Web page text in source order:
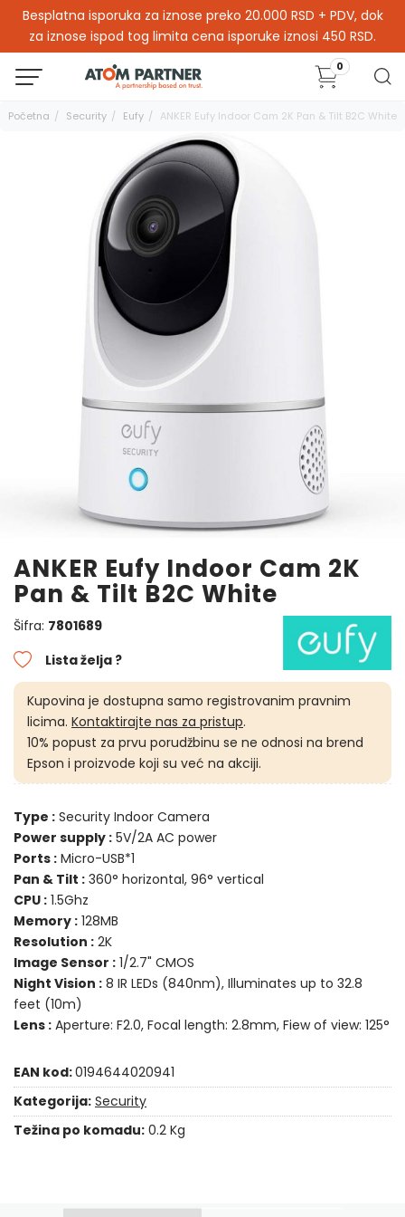
Besplatna isporuka za iznose preko 20.000 RSD + PDV, dok
za iznose ispod tog limita cena isporuke iznosi 450 RSD.
0
Početna Security Eufy ANKER Eufy Indoor Cam 2K Pan & Tilt B2C White
ANKER Eufy Indoor Cam 2K
Pan & Tilt B2C White
Šifra: 7801689
Lista želja ?
Kupovina je dostupna samo registrovanim pravnim
licima. Kontaktirajte nas za pristup.
10% popust za prvu porudžbinu se ne odnosi na brend
Epson i proizvode koji su već na akciji.
Type : Security Indoor Camera
Power supply : 5V/2A AC power
Ports : Micro-USB*1
Pan & Tilt : 360° horizontal, 96° vertical
CPU : 1.5Ghz
Memory : 128MB
Resolution : 2K
Image Sensor : 1/2.7" CMOS
Night Vision : 8 IR LEDs (840nm), Illuminates up to 32.8
feet (10m)
Lens : Aperture: F2.0, Focal length: 2.8mm, Fiew of view: 125°
EAN kod:0194644020941
Kategorija: Security
Težina po komadu: 0.2 Kg